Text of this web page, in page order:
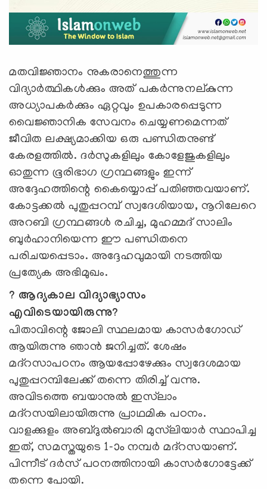
മതവിജ്ഞാനം നുകരാനെത്തുന്ന
വിദ്യാര്‍ത്ഥികള്‍ക്കും അത് പകര്‍ന്നുനല്കുന്ന
അധ്യാപകര്‍ക്കും ഏറ്റവും ഉപകാരപ്പെടുന്ന
വൈജ്ഞാനിക സേവനം ചെയ്യണമെന്നത്
ജീവിത ലക്ഷ്യമാക്കിയ ഒരു പണ്ഡിതനുണ്ട്
കേരളത്തില്‍. ദര്‍സുകളിലും കോളേജുകളിലും
ഓതുന്ന ഭൂരിഭാഗ ഗ്രന്ഥങ്ങളും ഇന്ന്
അദ്ദേഹത്തിന്റെ കൈയ്യൊപ്പ് പതിഞ്ഞവയാണ്.
കോട്ടക്കല്‍ പുതുപ്പറമ്പ് സ്വദേശിയായ, നൂറിലേറെ
അറബി ഗ്രന്ഥങ്ങള്‍ രചിച്ച, മുഹമ്മദ് സാലിം
ബുര്‍ഹാനിയെന്ന ഈ പണ്ഡിതനെ
പരിചയപ്പെടാം. അദ്ദേഹവുമായി നടത്തിയ
പ്രത്യേക അഭിമുഖം.
? ആദ്യകാല വിദ്യാഭ്യാസം
എവിടെയായിരുന്നു?
പിതാവിന്റെ ജോലി സ്ഥലമായ കാസര്‍ഗോഡ്
ആയിരുന്നു ഞാന്‍ ജനിച്ചത്. ശേഷം
മദ്റസാപഠനം ആയപ്പോഴേക്കും സ്വദേശമായ
പുതുപ്പറമ്പിലേക്ക് തന്നെ തിരിച്ച് വന്നു.
അവിടത്തെ ബയാനുല്‍ ഇസ്‍ലാം
മദ്റസയിലായിരുന്നു പ്രാഥമിക പഠനം.
വാളക്കുളം അബ്ദുല്‍ബാരി മുസ്‍ലിയാര്‍ സ്ഥാപിച്ച
ഇത്, സമസ്തയുടെ 1-ാം നമ്പര്‍ മദ്റസയാണ്.
പിന്നീട് ദര്‍സ് പഠനത്തിനായി കാസര്‍ഗോട്ടേക്ക്
തന്നെ പോയി.